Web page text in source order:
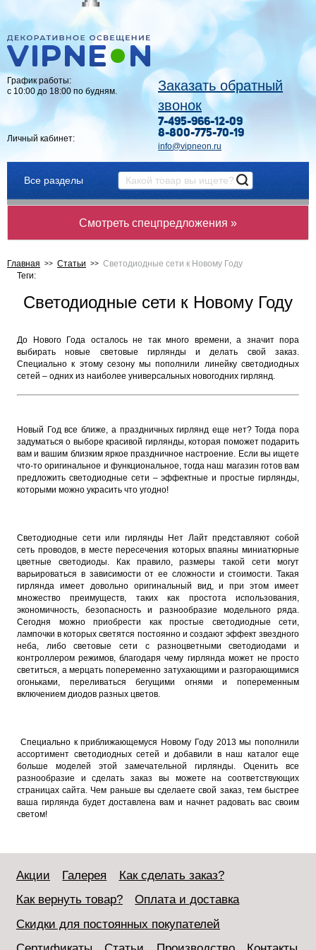
График работы:
с 10:00 до 18:00 по будням.
Личный кабинет:
Заказать обратный
звонок
7-495-966-12-09
8-800-775-70-19
info@vipneon.ru
Все разделы
Смотреть спецпредложения »
Главная Статьи
Светодиодные сети к Новому Году
Теги:
Светодиодные сети к Новому Году
До Нового Года осталось не так много времени, а значит пора
выбирать новые световые гирлянды и делать свой заказ.
Специально к этому сезону мы пополнили линейку светодиодных
сетей – одних из наиболее универсальных новогодних гирлянд.
Новый Год все ближе, а праздничных гирлянд еще нет? Тогда пора
задуматься о выборе красивой гирлянды, которая поможет подарить
вам и вашим близким яркое праздничное настроение. Если вы ищете
что-то оригинальное и функциональное, тогда наш магазин готов вам
предложить светодиодные сети – эффектные и простые гирлянды,
которыми можно украсить что угодно!
Светодиодные сети или гирлянды Нет Лайт представляют собой
сеть проводов, в месте пересечения которых впаяны миниатюрные
цветные светодиоды. Как правило, размеры такой сети могут
варьироваться в зависимости от ее сложности и стоимости. Такая
гирлянда имеет довольно оригинальный вид, и при этом имеет
множество преимуществ, таких как простота использования,
экономичность, безопасность и разнообразие модельного ряда.
Сегодня можно приобрести как простые светодиодные сети,
лампочки в которых светятся постоянно и создают эффект звездного
неба, либо световые сети с разноцветными светодиодами и
контроллером режимов, благодаря чему гирлянда может не просто
светиться, а мерцать попеременно затухающими и разгорающимися
огоньками, переливаться бегущими огнями и попеременным
включением диодов разных цветов.
Специально к приближающемуся Новому Году 2013 мы пополнили
ассортимент светодиодных сетей и добавили в наш каталог еще
больше моделей этой замечательной гирлянды. Оценить все
разнообразие и сделать заказ вы можете на соответствующих
страницах сайта. Чем раньше вы сделаете свой заказ, тем быстрее
ваша гирлянда будет доставлена вам и начнет радовать вас своим
светом!
Акции Галерея
Как сделать заказ?
Как вернуть товар?
Оплата и доставка
Скидки для постоянных покупателей